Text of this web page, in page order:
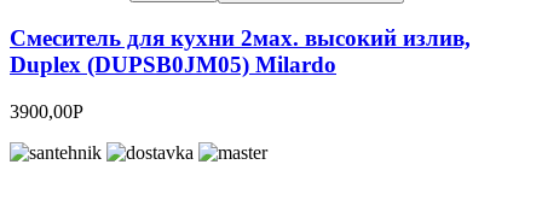
Смеситель для кухни 2мах. высокий излив,
Duplex (DUPSB0JM05) Milardo
3900,00Р